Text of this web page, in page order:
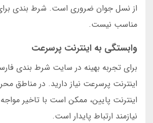
از نسل جوان ضروری است. شرط بندی
مناسب نیست.
وابستگی به اینترنت پرسرعت
برای تجربه بهینه در سایت شرط بندی
اینترنت پرسرعت نیاز دارید. در مناطق
اینترنت پایین، ممکن است با تاخیر
نیازمند ارتباط پایدار است.